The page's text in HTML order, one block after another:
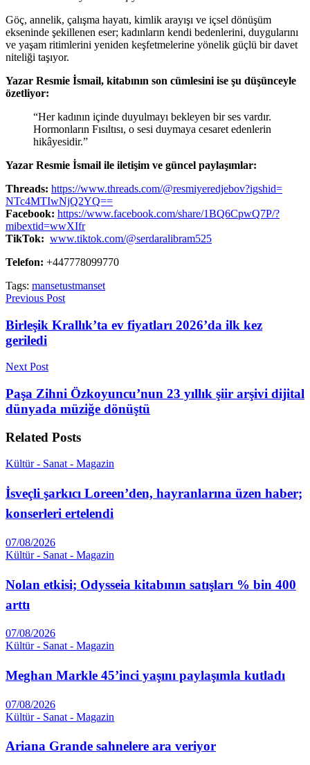
Göç, annelik, çalışma hayatı, kimlik arayışı ve içsel dönüşüm
ekseninde şekillenen eser; kadınların kendi bedenlerini, duygularını
ve yaşam ritimlerini yeniden keşfetmelerine yönelik güçlü bir davet
niteliği taşıyor.
Yazar Resmie İsmail, kitabının son cümlesini ise şu düşünceyle
özetliyor:
“Her kadının içinde duyulmayı bekleyen bir ses vardır.
Hormonların Fısıltısı, o sesi duymaya cesaret edenlerin
hikâyesidir.”
Yazar Resmie İsmail ile iletişim ve güncel paylaşımlar:
Threads: https://www.threads.com/@resmiyeredjebov?igshid=
NTc4MTIwNjQ2YQ==
Facebook: https://www.facebook.com/share/1BQ6CpwQ7P/?
mibextid=wwXIfr
TikTok: www.tiktok.com/@serdaralibram525
Telefon: +447778099770
Tags: mansetustmanset
Previous Post
Birleşik Krallık’ta ev fiyatları 2026’da ilk kez
geriledi
Next Post
Paşa Zihni Özkoyuncu’nun 23 yıllık şiir arşivi dijital
dünyada müziğe dönüştü
Related Posts
Kültür - Sanat - Magazin
İsveçli şarkıcı Loreen’den, hayranlarına üzen haber;
konserleri ertelendi
07/08/2026
Kültür - Sanat - Magazin
Nolan etkisi; Odysseia kitabının satışları % bin 400
arttı
07/08/2026
Kültür - Sanat - Magazin
Meghan Markle 45’inci yaşını paylaşımla kutladı
07/08/2026
Kültür - Sanat - Magazin
Ariana Grande sahnelere ara veriyor